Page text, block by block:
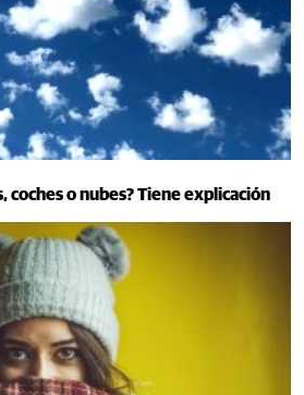
coches o nubes? Tiene explicación